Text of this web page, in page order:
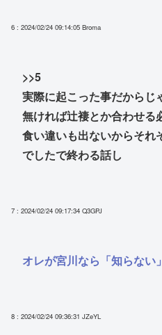
6 : 2024/02/24 09:14:05 Broma
>>5
実際に起こった事だからじ
無ければ辻褄とか合わせる
食い違いも出ないからそれ
でしたで終わる話し
7 : 2024/02/24 09:17:34 Q3GPJ
オレが宮川なら「知らない
8 : 2024/02/24 09:36:31 JZeYL